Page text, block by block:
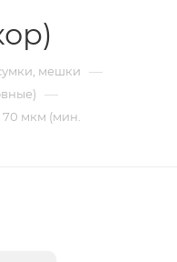
мешки —
—
мкм (мин.